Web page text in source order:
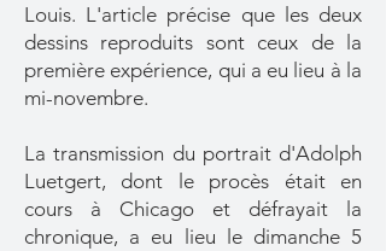
Louis. L'article précise que les deux
dessins reproduits sont ceux de la
première expérience, qui a eu lieu à la
mi-novembre.
La transmission du portrait d'Adolph
Luetgert, dont le procès était en
cours à Chicago et défrayait la
chronique, a eu lieu le dimanche 5